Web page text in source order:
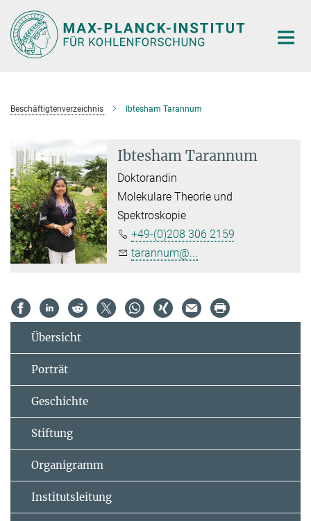
Hauptinhalt
Beschäftigtenverzeichnis Ibtesham Tarannum
Ibtesham Tarannum
Doktorandin
Molekulare Theorie und
Spektroskopie
+49-(0)208 306 2159
tarannum@...
Übersicht
Porträt
Geschichte
Stiftung
Organigramm
Institutsleitung